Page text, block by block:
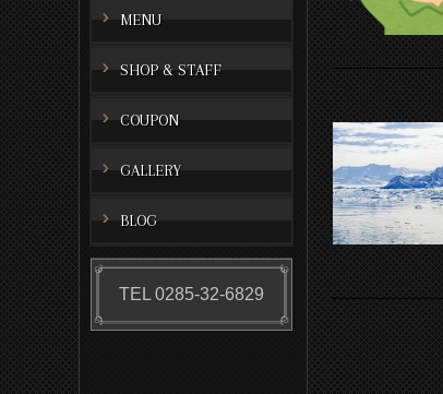
MENU
SHOP & STAFF
COUPON
GALLERY
BLOG
TEL 0285-32-6829